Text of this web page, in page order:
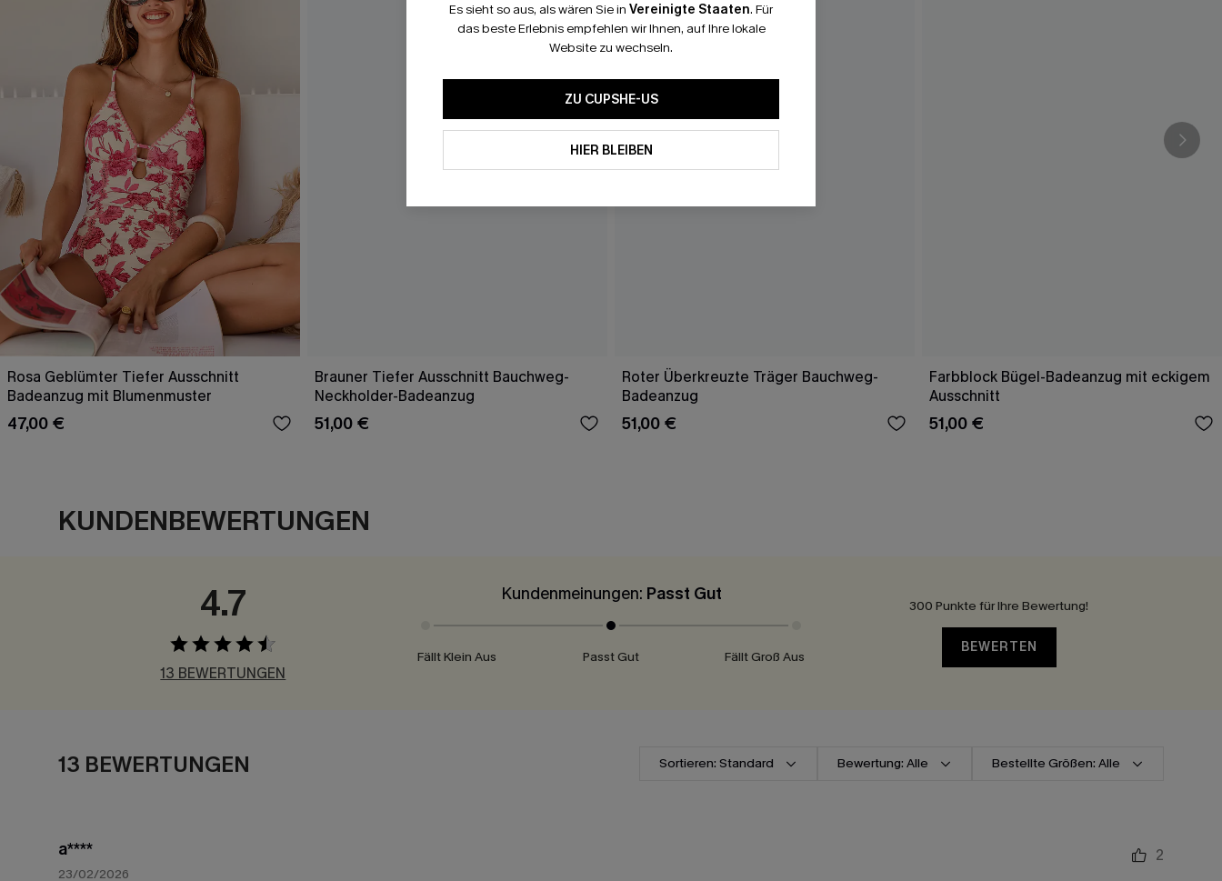
Rosa Geblümter Tiefer Ausschnitt
Badeanzug mit Blumenmuster
47,00 €
Brauner Tiefer Ausschnitt Bauchweg-
Neckholder-Badeanzug
51,00 €
Roter Überkreuzte Träger Bauchweg-
Badeanzug
51,00 €
Farbblock Bügel-Badeanzug mit eckigem
Ausschnitt
51,00 €
KUNDENBEWERTUNGEN
4.7
13 BEWERTUNGEN
Kundenmeinungen: Passt Gut
Fällt Klein Aus Passt Gut Fällt Groß Aus
300 Punkte für Ihre Bewertung!
BEWERTEN
13 BEWERTUNGEN Sortieren: Standard Bewertung: Alle Bestellte Größen: Alle
a****
23/02/2026
2
Es sieht so aus, als wären Sie in Vereinigte Staaten. Für
das beste Erlebnis empfehlen wir Ihnen, auf Ihre lokale
Website zu wechseln.
ZU CUPSHE-US
HIER BLEIBEN